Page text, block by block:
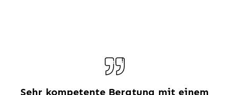
Sehr kompetente Beratung mit einem